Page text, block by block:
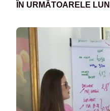
ÎN URMĂTOARELE LUNI